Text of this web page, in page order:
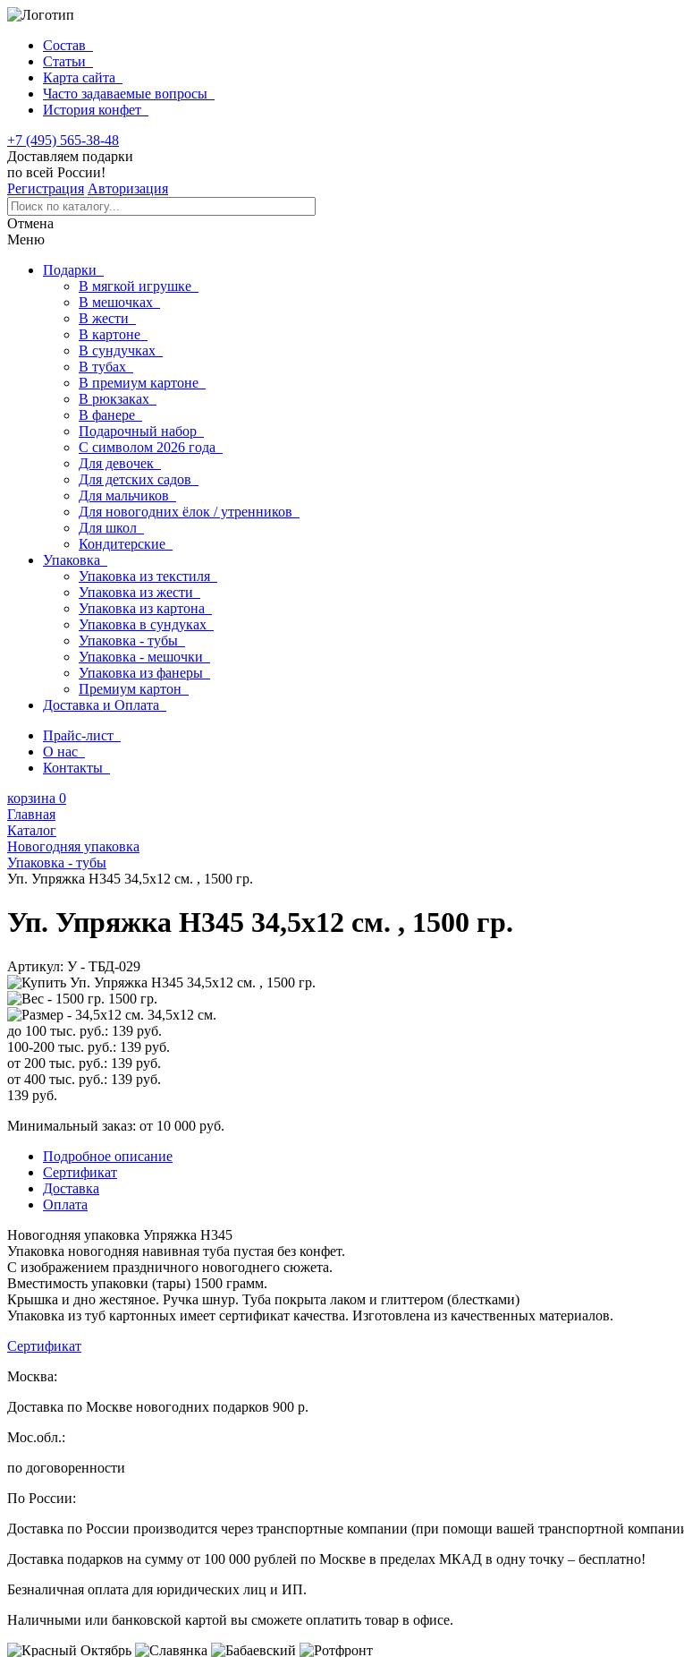
Состав
Статьи
Карта сайта
Часто задаваемые вопросы
История конфет
+7 (495) 565-38-48
Доставляем подарки
по всей России!
Регистрация Авторизация
Отмена
Меню
Подарки
В мягкой игрушке
В мешочках
В жести
В картоне
В сундучках
В тубах
В премиум картоне
В рюкзаках
В фанере
Подарочный набор
С символом 2026 года
Для девочек
Для детских садов
Для мальчиков
Для новогодних ёлок / утренников
Для школ
Кондитерские
Упаковка
Упаковка из текстиля
Упаковка из жести
Упаковка из картона
Упаковка в сундуках
Упаковка - тубы
Упаковка - мешочки
Упаковка из фанеры
Премиум картон
Доставка и Оплата
Прайс-лист
О нас
Контакты
корзина 0
Главная
Каталог
Новогодняя упаковка
Упаковка - тубы
Уп. Упряжка H345 34,5х12 см. , 1500 гр.
Уп. Упряжка H345 34,5х12 см. , 1500 гр.
Артикул: У - ТБД-029
1500 гр.
34,5х12 см.
до 100 тыс. руб.: 139 руб.
100-200 тыс. руб.: 139 руб.
от 200 тыс. руб.: 139 руб.
от 400 тыс. руб.: 139 руб.
139 руб.
Минимальный заказ: от 10 000 руб.
Подробное описание
Сертификат
Доставка
Оплата
Новогодняя упаковка Упряжка H345
Упаковка новогодняя навивная туба пустая без конфет.
С изображением праздничного новогоднего сюжета.
Вместимость упаковки (тары) 1500 грамм.
Крышка и дно жестяное. Ручка шнур. Туба покрыта лаком и глиттером (блестками)
Упаковка из туб картонных имеет сертификат качества. Изготовлена из качественных материалов.
Сертификат
Москва:
Доставка по Москве новогодних подарков 900 р.
Мос.обл.:
по договоренности
По России:
Доставка по России производится через транспортные компании (при помощи вашей транспортной
Доставка подарков на сумму от 100 000 рублей по Москве в пределах МКАД в одну точку – бесплатно!
Безналичная оплата для юридических лиц и ИП.
Наличными или банковской картой вы сможете оплатить товар в офисе.